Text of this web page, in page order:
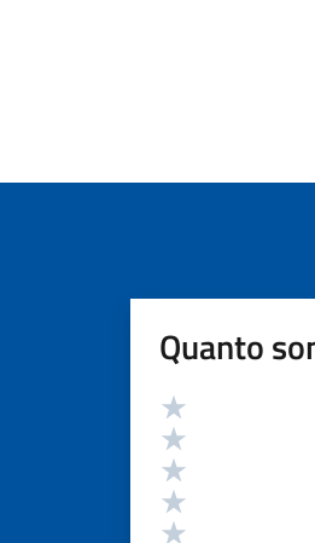
Quanto
Valutazione